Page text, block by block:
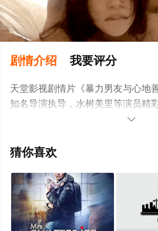
剧情介绍 我要评分
天堂影视剧情片《暴力男友与心地
知名导演执导，水树美里等演员精
机免费观看高清未删减完整版电影
了解。

猜你喜欢